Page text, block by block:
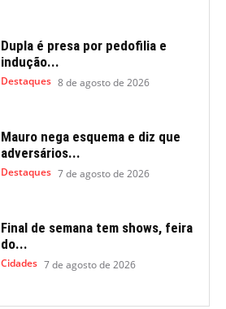
Dupla é presa por pedofilia e
indução...
Destaques 8 de agosto de 2026
Mauro nega esquema e diz que
adversários...
Destaques 7 de agosto de 2026
Final de semana tem shows, feira
do...
Cidades 7 de agosto de 2026